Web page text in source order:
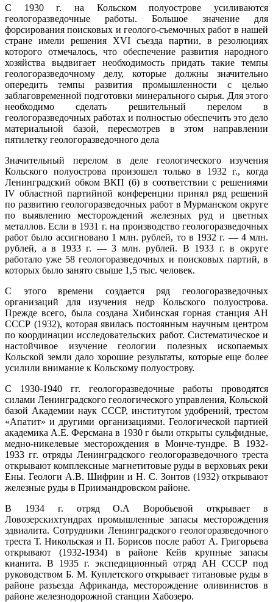
С 1930 г. на Кольском полуострове усиливаются
геологоразведочные работы. Большое значение для
форсирования поисковых и геолого-съемочных работ в нашей
стране имели решения XVI съезда партии, в резолюциях
которого отмечалось, что обеспечение развития народного
хозяйства выдвигает необходимость придать такие темпы
геологоразведочному делу, которые должны значительно
опередить темпы развития промышленности с целью
заблаговременной подготовки минерального сырья. Для этого
необходимо сделать решительный перелом в
геологоразведочных работах и полностью обеспечить это дело
материальной базой, пересмотрев в этом направлении
пятилетку геологоразведочного дела
Значительный перелом в деле геологического изучения
Кольского полуострова произошел только в 1932 г., когда
Ленинградский обком ВКП (б) в соответствии с решениями
IV областной партийной конференции принял ряд решений
по развитию геологоразведочных работ в Мурманском округе
по выявлению месторождений железных руд и цветных
металлов. Если в 1931 г. на производство геологоразведочных
работ было ассигновано 1 млн. рублей, то в 1932 г. — 4 млн.
рублей, а в 1933 г. — 3 млн. рублей. В 1933 г. в округе
работало уже 58 геологоразведочных и поисковых партий, в
которых было занято свыше 1,5 тыс. человек.
С этого времени создается ряд геологоразведочных
организаций для изучения недр Кольского полуострова.
Прежде всего, была создана Хибинская горная станция АН
СССР (1932), которая явилась постоянным научным центром
по координации исследовательских работ. Систематическое и
настойчивое изучение геологии полезных ископаемых
Кольской земли дало хорошие результаты, которые еще более
усилили внимание к Кольскому полуострову.
С 1930-1940 гг. геологоразведочные работы проводятся
силами Ленинградского геологического управления, Кольской
базой Академии наук СССР, институтом удобрений, трестом
«Апатит» и другими организациями. Геологической партией
академика А.Е. Ферсмана в 1930 г были открыты сульфидные,
медно-никелевые месторождения в Монче-тундре. В 1932-
1933 гг. отряды Ленинградского геологоразведочного треста
открывают комплексные магнетитовые руды в верховьях реки
Ены. Геологи А.В. Шифрин и Н. С. Зонтов (1932) открывают
железные руды в Приимандровском районе.
В 1934 г. отряд О.А Воробьевой открывает в
Ловозерскихтундрах промышленные запасы месторождения
эдвиалита. Сотрудники Ленинградского геологоразведочного
треста Т. Никольская и П. Борисов после работ А. Григорьева
открывают (1932-1934) в районе Кейв крупные запасы
кианита. В 1935 г. экспедиционный отряд АН СССР под
руководством Б. М. Куплетского открывает титановые руды в
районе разъезда Африканда, месторождение оливинистов в
районе железнодорожной станции Хабозеро.